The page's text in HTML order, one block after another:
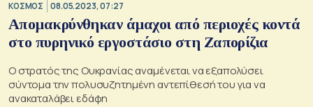
ΚΟΣΜΟΣ 08.05.2023, 07:27
Απομακρύνθηκαν άμαχοι από περιοχές κοντά
στο πυρηνικό εργοστάσιο στη Ζαπορίζια
Ο στρατός της Ουκρανίας αναμένεται να εξαπολύσει
σύντομα την πολυσυζητημένη αντεπίθεσή του για να
ανακαταλάβει εδάφη